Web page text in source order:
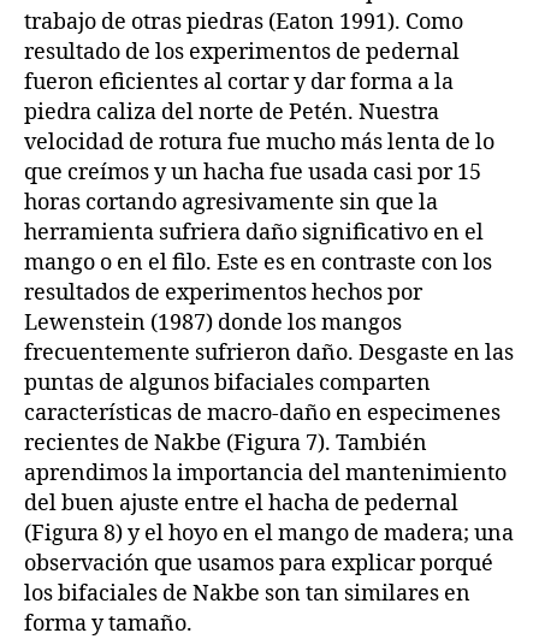
trabajo de otras piedras (Eaton 1991). Como
resultado de los experimentos de pedernal
fueron eficientes al cortar y dar forma a la
piedra caliza del norte de Petén. Nuestra
velocidad de rotura fue mucho más lenta de lo
que creímos y un hacha fue usada casi por 15
horas cortando agresivamente sin que la
herramienta sufriera daño significativo en el
mango o en el filo. Este es en contraste con los
resultados de experimentos hechos por
Lewenstein (1987) donde los mangos
frecuentemente sufrieron daño. Desgaste en las
puntas de algunos bifaciales comparten
características de macro-daño en especimenes
recientes de Nakbe (Figura 7). También
aprendimos la importancia del mantenimiento
del buen ajuste entre el hacha de pedernal
(Figura 8) y el hoyo en el mango de madera; una
observación que usamos para explicar porqué
los bifaciales de Nakbe son tan similares en
forma y tamaño.